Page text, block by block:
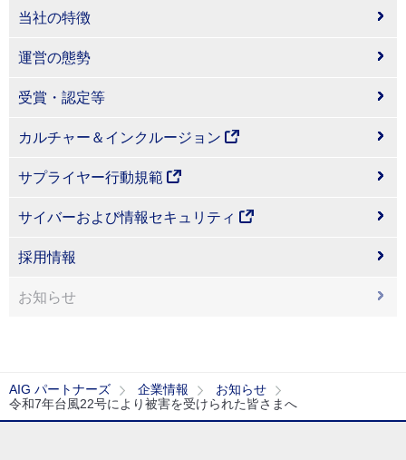
当社の特徴
運営の態勢
受賞・認定等
カルチャー＆インクルージョン
サプライヤー行動規範
サイバーおよび情報セキュリティ
採用情報
お知らせ
AIG パートナーズ 企業情報
お知らせ
令和7年台風22号により被害を受けられた皆さまへ